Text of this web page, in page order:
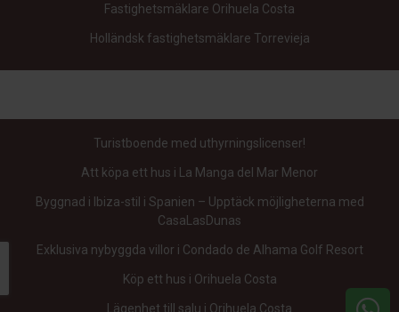
Fastighetsmäklare Orihuela Costa
Holländsk fastighetsmäklare Torrevieja
Turistboende med uthyrningslicenser!
Att köpa ett hus i La Manga del Mar Menor
Byggnad i Ibiza-stil i Spanien – Upptäck möjligheterna med
CasaLasDunas
Exklusiva nybyggda villor i Condado de Alhama Golf Resort
Köp ett hus i Orihuela Costa
Lägenhet till salu i Orihuela Costa